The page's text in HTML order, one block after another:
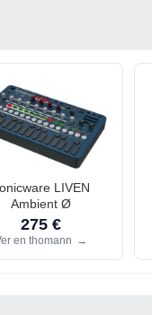
LIVEN
Ambient Ø
275 €
en thomann →